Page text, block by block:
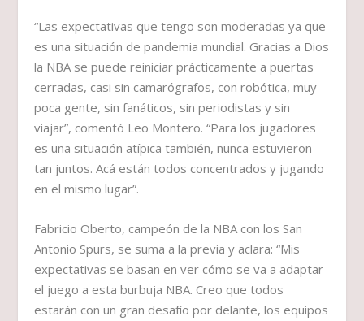
“Las expectativas que tengo son moderadas ya que
es una situación de pandemia mundial. Gracias a Dios
la NBA se puede reiniciar prácticamente a puertas
cerradas, casi sin camarógrafos, con robótica, muy
poca gente, sin fanáticos, sin periodistas y sin
viajar”, comentó Leo Montero. “Para los jugadores
es una situación atípica también, nunca estuvieron
tan juntos. Acá están todos concentrados y jugando
en el mismo lugar”.
Fabricio Oberto, campeón de la NBA con los San
Antonio Spurs, se suma a la previa y aclara: “Mis
expectativas se basan en ver cómo se va a adaptar
el juego a esta burbuja NBA. Creo que todos
estarán con un gran desafío por delante, los equipos